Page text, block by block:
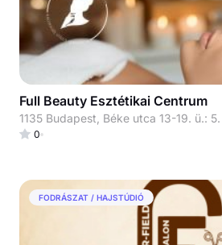
Full Beauty Esztétikai Centrum
1135 Budapest, Béke utca 13-19. ü.: 5.
0
FODRÁSZAT / HAJSTÚDIÓ